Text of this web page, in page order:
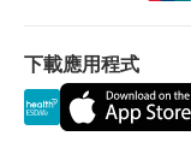
備註
如果客戶已完成
取$300解析報告
下載應用程式